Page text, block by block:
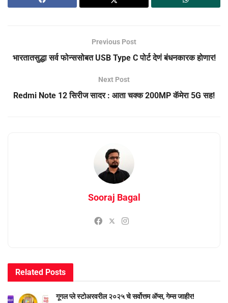
Previous Post
भारतातसुद्धा सर्व फोन्ससोबत USB Type C पोर्ट देणं बंधनकारक होणार!
Next Post
Redmi Note 12 सिरीज सादर : आता चक्क 200MP कॅमेरा 5G सह!
Sooraj Bagal
Related Posts
गूगल प्ले स्टोअरवरील २०२५ चे सर्वोत्तम ॲप्स, गेम्स जाहीर!